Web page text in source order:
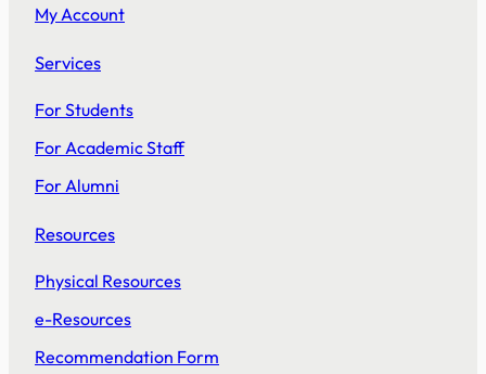
My Account
Services
For Students
For Academic Staff
For Alumni
Resources
Physical Resources
e-Resources
Recommendation Form